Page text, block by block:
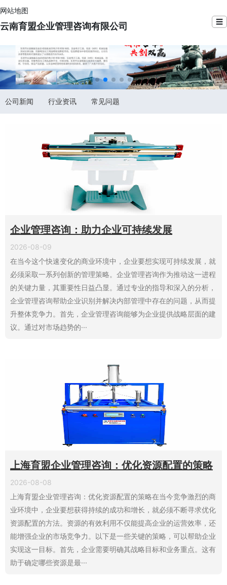
网站地图
云南育盟企业管理咨询有限公司 ☰
公司新闻 行业资讯 常见问题
企业管理咨询：助力企业可持续发展
2026-08-09
在当今这个快速变化的商业环境中，企业要想实现可持续发展，就
必须采取一系列创新的管理策略。企业管理咨询作为推动这一进程
的关键力量，其重要性日益凸显。通过专业的指导和深入的分析，
企业管理咨询帮助企业识别并解决内部管理中存在的问题，从而提
升整体竞争力。首先，企业管理咨询能够为企业提供战略层面的建
议。通过对市场趋势的···
上海育盟企业管理咨询：优化资源配置的策略
2026-08-08
上海育盟企业管理咨询：优化资源配置的策略在当今竞争激烈的商
业环境中，企业要想获得持续的成功和增长，就必须不断寻求优化
资源配置的方法。资源的有效利用不仅能提高企业的运营效率，还
能增强企业的市场竞争力。以下是一些关键的策略，可以帮助企业
实现这一目标。首先，企业需要明确其战略目标和业务重点。这有
助于确定哪些资源是最···